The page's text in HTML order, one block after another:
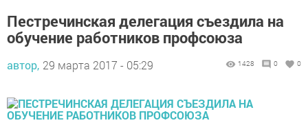
Пестречинская делегация съездила на
обучение работников профсоюза
автор, 29 марта 2017 - 05:29 1428 0 0